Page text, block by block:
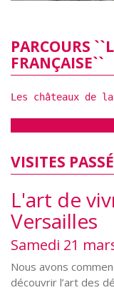
PARCOURS
FRANÇAISE``
Les châteaux de
VISITES
L'art de
Versailles
Samedi 21
Nous avons
découvrir l’art des